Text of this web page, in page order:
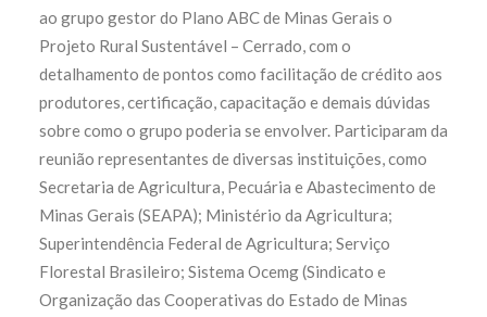
ao grupo gestor do Plano ABC de Minas Gerais o
Projeto Rural Sustentável – Cerrado, com o
detalhamento de pontos como facilitação de crédito aos
produtores, certificação, capacitação e demais dúvidas
sobre como o grupo poderia se envolver. Participaram da
reunião representantes de diversas instituições, como
Secretaria de Agricultura, Pecuária e Abastecimento de
Minas Gerais (SEAPA); Ministério da Agricultura;
Superintendência Federal de Agricultura; Serviço
Florestal Brasileiro; Sistema Ocemg (Sindicato e
Organização das Cooperativas do Estado de Minas